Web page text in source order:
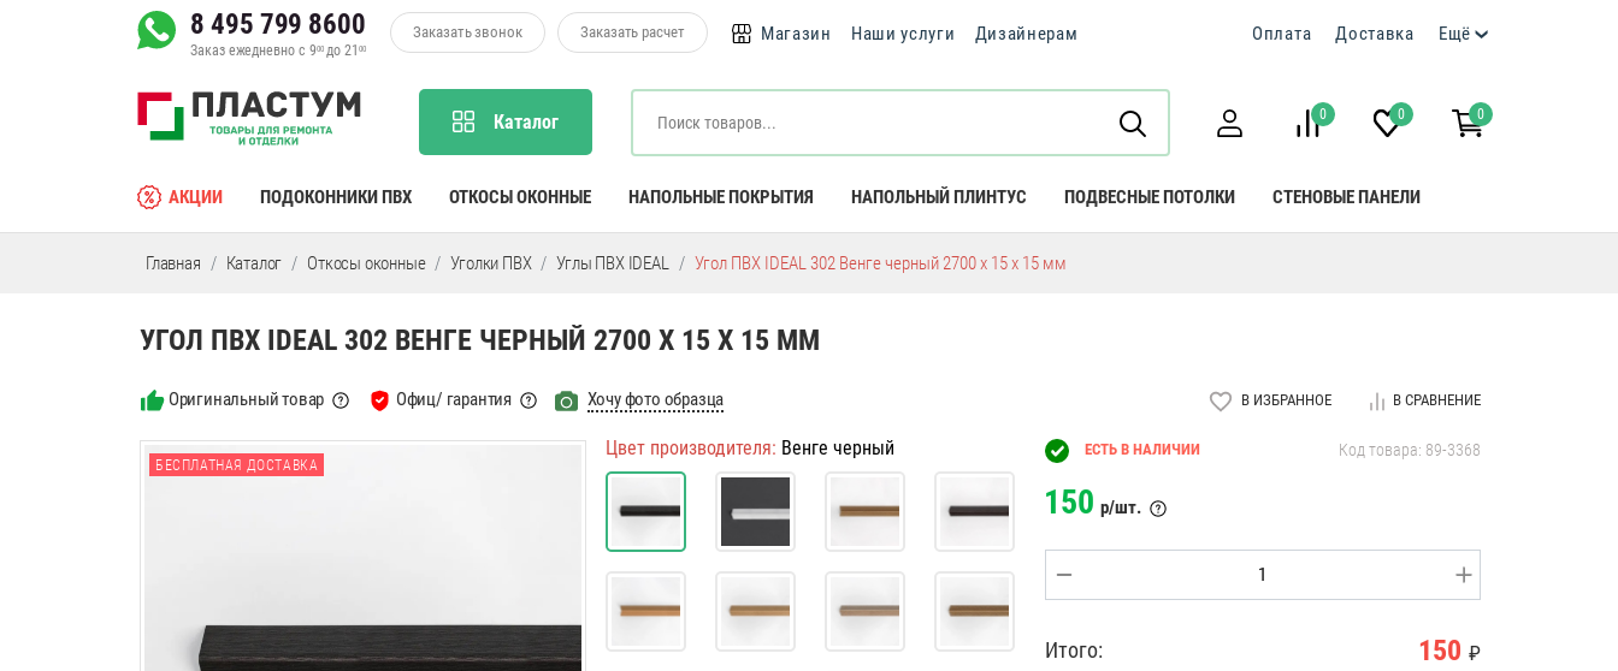
8 495 799 8600
Заказ ежедневно с 900до 2100
Заказать звонок Заказать расчет Магазин Наши услуги Дизайнерам Оплата Доставка Ещё
Каталог 0 0 0
АКЦИИ ПОДОКОННИКИ ПВХ ОТКОСЫ ОКОННЫЕ НАПОЛЬНЫЕ ПОКРЫТИЯ НАПОЛЬНЫЙ ПЛИНТУС ПОДВЕСНЫЕ ПОТОЛКИ СТЕНОВЫЕ ПАНЕЛИ
Главная Каталог Откосы оконные Уголки ПВХ Углы ПВХ IDEAL Угол ПВХ IDEAL 302 Венге черный 2700 х 15 х 15 мм
УГОЛ ПВХ IDEAL 302 ВЕНГЕ ЧЕРНЫЙ 2700 Х 15 Х 15 ММ
Оригинальный товар Офиц/ гарантия Хочу фото образца В ИЗБРАННОЕ В СРАВНЕНИЕ
БЕСПЛАТНАЯ ДОСТАВКА
Цвет производителя: Венге черный ЕСТЬ В НАЛИЧИИ Код товара: 89-3368
150 р/шт.
Итого: 150 ₽